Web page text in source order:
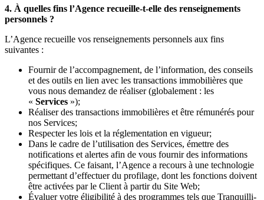
4. À quelles fins l’Agence recueille-t-elle des renseignements
personnels ?
L’Agence recueille vos renseignements personnels aux fins
suivantes :
Fournir de l’accompagnement, de l’information, des conseils
et des outils en lien avec les transactions immobilières que
vous nous demandez de réaliser (globalement : les
« Services »);
Réaliser des transactions immobilières et être rémunérés pour
nos Services;
Respecter les lois et la réglementation en vigueur;
Dans le cadre de l’utilisation des Services, émettre des
notifications et alertes afin de vous fournir des informations
spécifiques. Ce faisant, l’Agence a recours à une technologie
permettant d’effectuer du profilage, dont les fonctions doivent
être activées par le Client à partir du Site Web;
Évaluer votre éligibilité à des programmes tels que Tranquilli-